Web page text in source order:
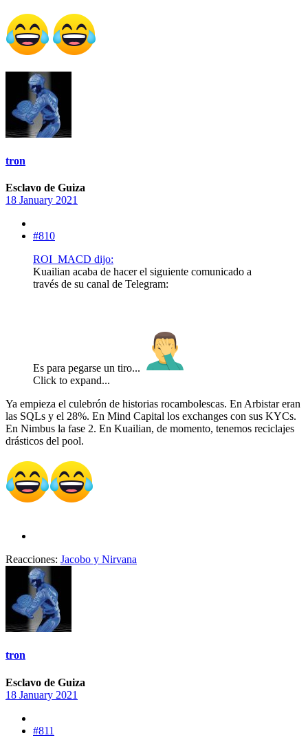
tron
Esclavo de Guiza
18 January 2021
#810
ROI_MACD dijo:
Kuailian acaba de hacer el siguiente comunicado a
través de su canal de Telegram:
Es para pegarse un tiro...
Click to expand...
Ya empieza el culebrón de historias rocambolescas. En Arbistar eran
las SQLs y el 28%. En Mind Capital los exchanges con sus KYCs.
En Nimbus la fase 2. En Kuailian, de momento, tenemos reciclajes
drásticos del pool.
Reacciones: Jacobo y Nirvana
tron
Esclavo de Guiza
18 January 2021
#811